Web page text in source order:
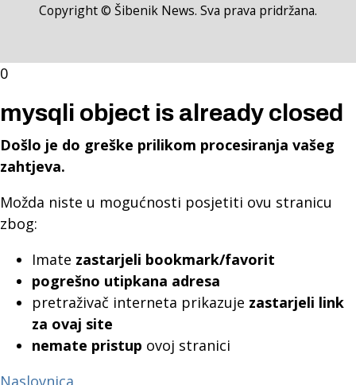
Copyright © Šibenik News. Sva prava pridržana.
0
mysqli object is already closed
Došlo je do greške prilikom procesiranja vašeg
zahtjeva.
Možda niste u mogućnosti posjetiti ovu stranicu
zbog:
Imate zastarjeli bookmark/favorit
pogrešno utipkana adresa
pretraživač interneta prikazuje zastarjeli link
za ovaj site
nemate pristup ovoj stranici
Naslovnica